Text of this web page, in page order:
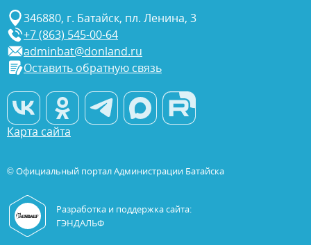
346880, г. Батайск, пл. Ленина, 3
+7 (863) 545-00-64
adminbat@donland.ru
Оставить обратную связь
Карта сайта
© Официальный портал Администрации Батайска
Разработка и поддержка сайта:
ГЭНДАЛЬФ